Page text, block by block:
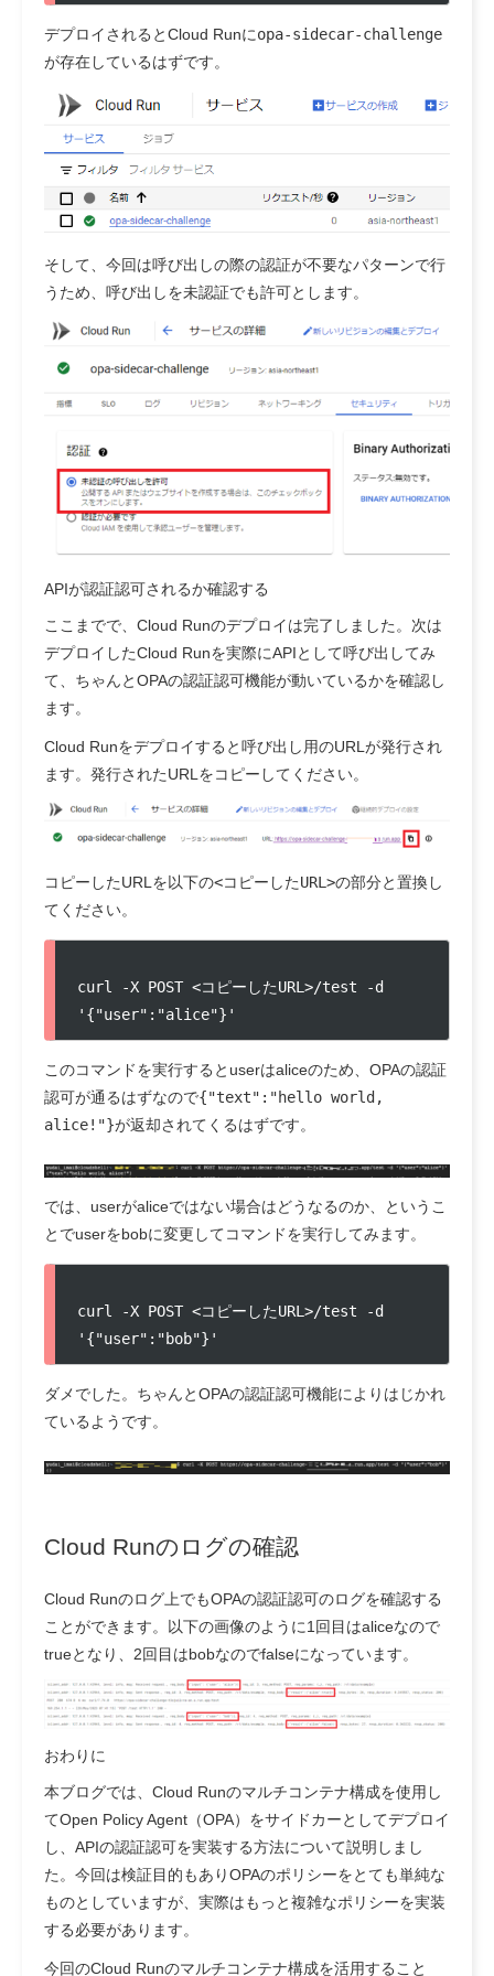
デプロイされるとCloud Runにopa-sidecar-challenge
が存在しているはずです。
そして、今回は呼び出しの際の認証が不要なパターンで行
うため、呼び出しを未認証でも許可とします。
APIが認証認可されるか確認する
ここまでで、Cloud Runのデプロイは完了しました。次は
デプロイしたCloud Runを実際にAPIとして呼び出してみ
て、ちゃんとOPAの認証認可機能が動いているかを確認し
ます。
Cloud Runをデプロイすると呼び出し用のURLが発行され
ます。発行されたURLをコピーしてください。
コピーしたURLを以下の<コピーしたURL>の部分と置換し
てください。
curl -X POST <コピーしたURL>/test -d
'{"user":"alice"}'
このコマンドを実行するとuserはaliceのため、OPAの認証
認可が通るはずなので{"text":"hello world,
alice!"}が返却されてくるはずです。
では、userがaliceではない場合はどうなるのか、というこ
とでuserをbobに変更してコマンドを実行してみます。
curl -X POST <コピーしたURL>/test -d
'{"user":"bob"}'
ダメでした。ちゃんとOPAの認証認可機能によりはじかれ
ているようです。
Cloud Runのログの確認
Cloud Runのログ上でもOPAの認証認可のログを確認する
ことができます。以下の画像のように1回目はaliceなので
trueとなり、2回目はbobなのでfalseになっています。
おわりに
本ブログでは、Cloud Runのマルチコンテナ構成を使用し
てOpen Policy Agent（OPA）をサイドカーとしてデプロイ
し、APIの認証認可を実装する方法について説明しまし
た。今回は検証目的もありOPAのポリシーをとても単純な
ものとしていますが、実際はもっと複雑なポリシーを実装
する必要があります。
今回のCloud Runのマルチコンテナ構成を活用すること